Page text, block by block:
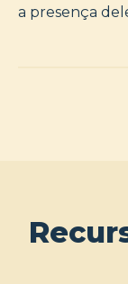
a presença